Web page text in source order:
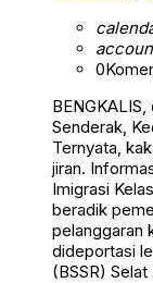
0
Senderak,
Ternyata,
jiran.
Imigrasi
beradik
pelanggaran
dideportasi
(BSSR)